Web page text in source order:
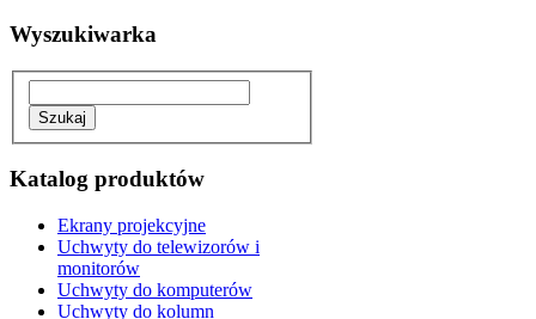
Wyszukiwarka
Katalog produktów
Ekrany projekcyjne
Uchwyty do telewizorów i
monitorów
Uchwyty do komputerów
Uchwyty do kolumn